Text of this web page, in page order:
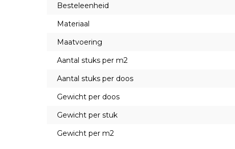
Besteleenheid
Materiaal
Maatvoering
Aantal stuks per m2
Aantal stuks per doos
Gewicht per doos
Gewicht per stuk
Gewicht per m2